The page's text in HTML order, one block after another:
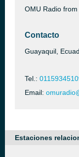
OMU Radio
Contacto
Guayaquil,
Tel.:
Email:
Estaciones